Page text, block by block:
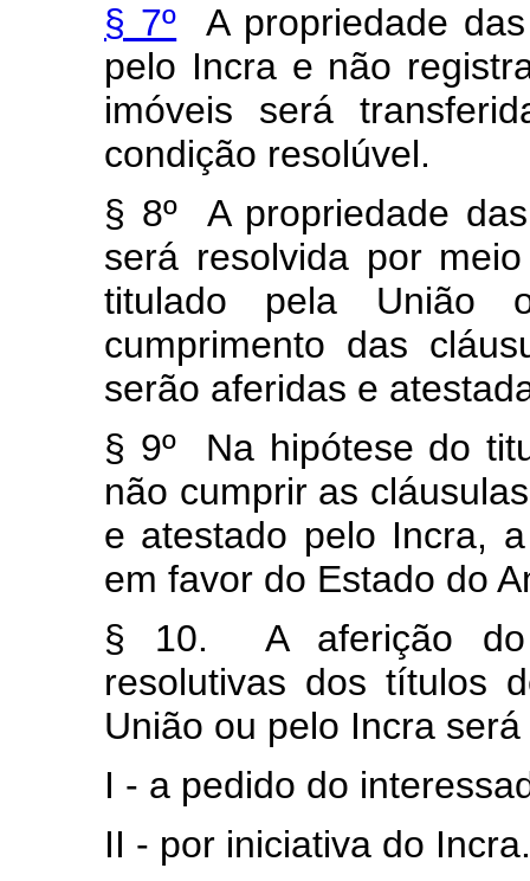
§ 7º A propriedade
pelo Incra e não
imóveis será
condição resolúvel.
§ 8º A propriedade
será resolvida por
titulado pela União
cumprimento das
serão aferidas e
§ 9º Na hipótese do
não cumprir as
e atestado pelo Incra,
em favor do Estado do
§ 10. A aferição do
resolutivas dos títulos
União ou pelo Incra
I - a pedido do
II - por iniciativa do